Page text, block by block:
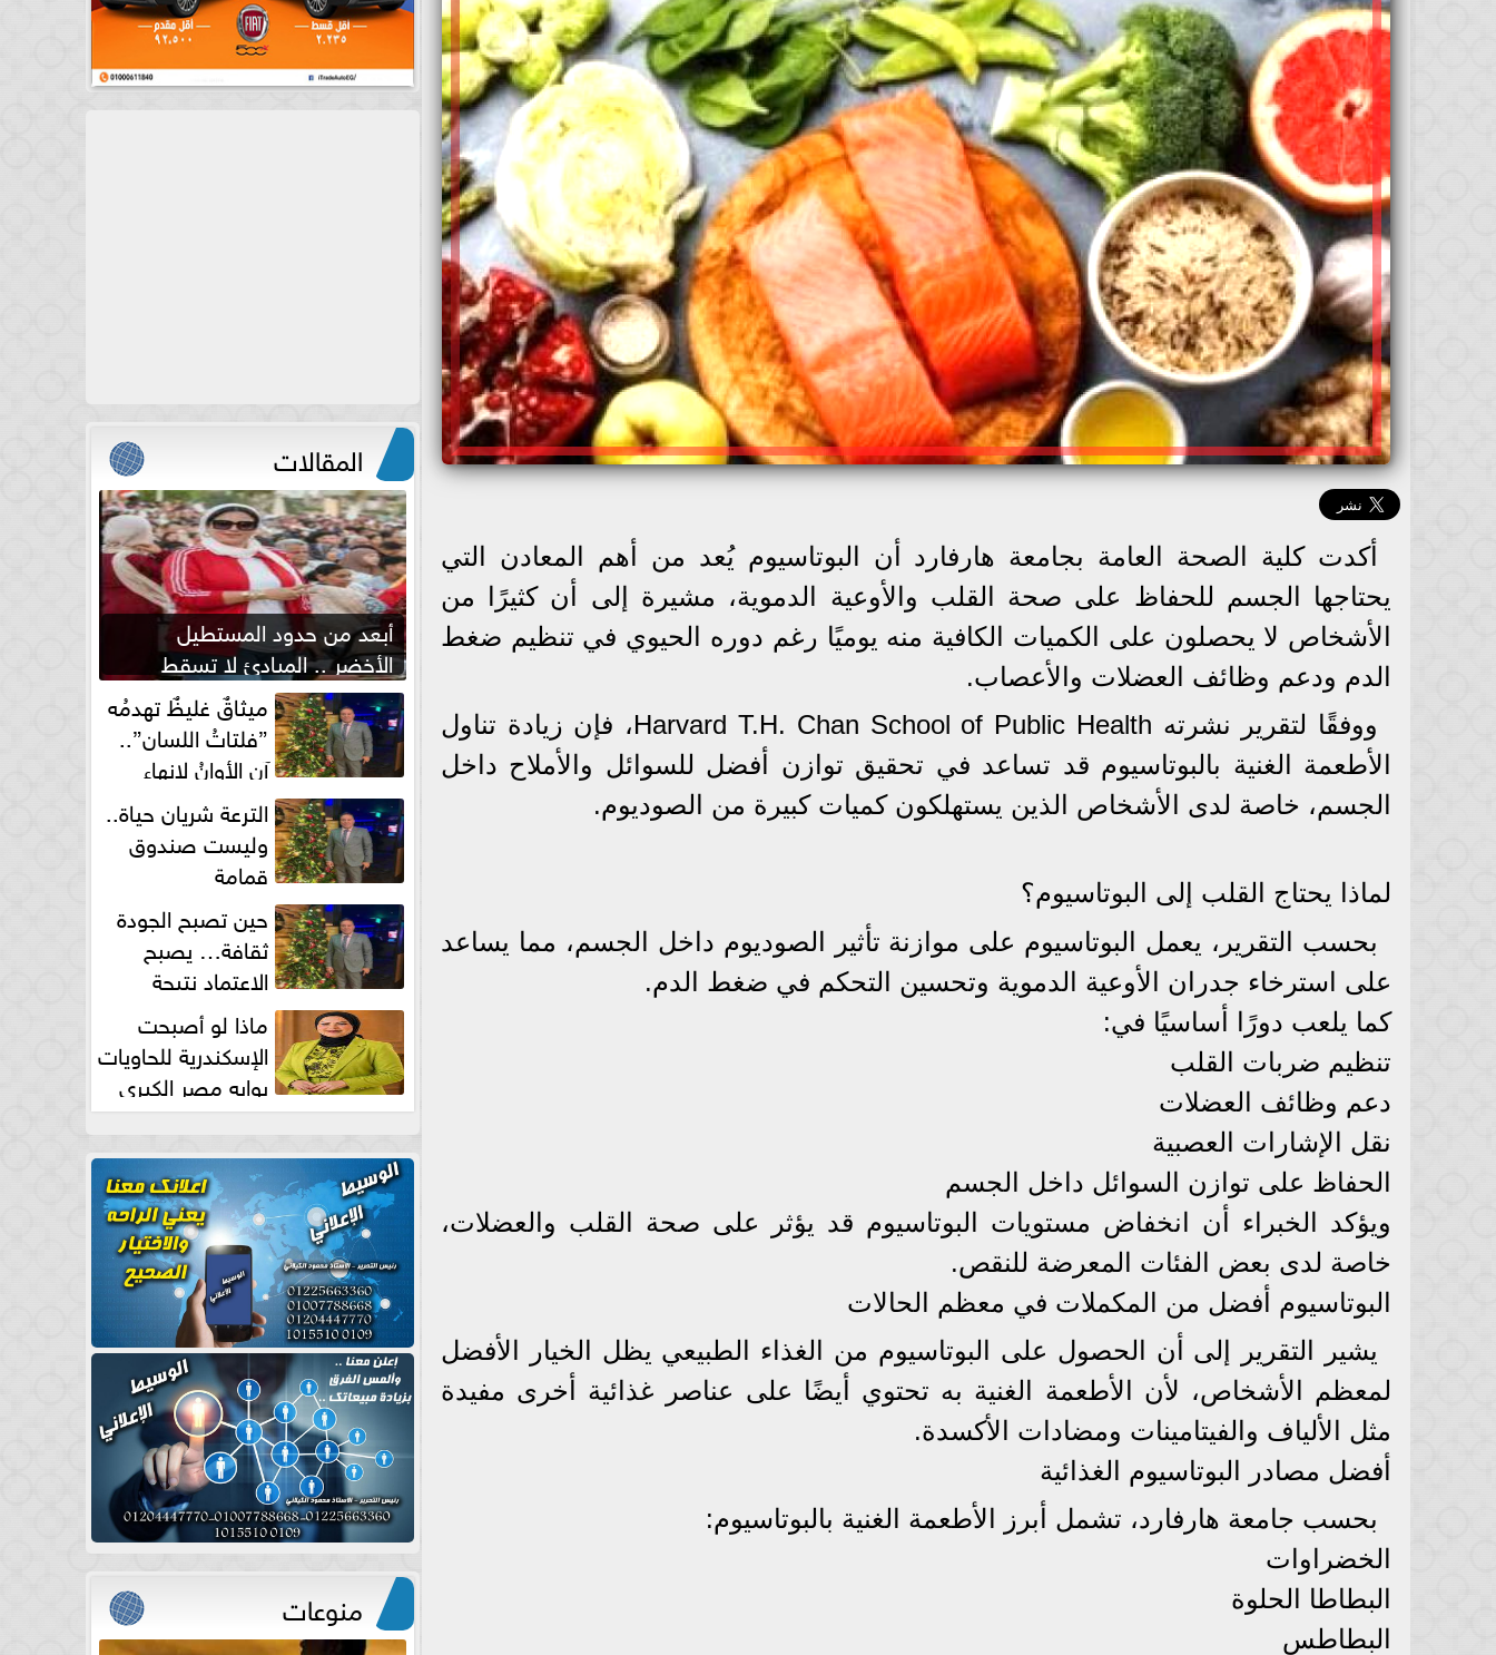
أكدت كلية الصحة العامة بجامعة هارفارد أن البوتاسيوم يُعد من أهم المعادن التي
يحتاجها الجسم للحفاظ على صحة القلب والأوعية الدموية، مشيرة إلى أن كثيرًا من
الأشخاص لا يحصلون على الكميات الكافية منه يوميًا رغم دوره الحيوي في تنظيم ضغط
الدم ودعم وظائف العضلات والأعصاب.
ووفقًا لتقرير نشرته Harvard T.H. Chan School of Public Health، فإن زيادة تناول
الأطعمة الغنية بالبوتاسيوم قد تساعد في تحقيق توازن أفضل للسوائل والأملاح داخل
الجسم، خاصة لدى الأشخاص الذين يستهلكون كميات كبيرة من الصوديوم.
لماذا يحتاج القلب إلى البوتاسيوم؟
بحسب التقرير، يعمل البوتاسيوم على موازنة تأثير الصوديوم داخل الجسم، مما يساعد
على استرخاء جدران الأوعية الدموية وتحسين التحكم في ضغط الدم.
كما يلعب دورًا أساسيًا في:
تنظيم ضربات القلب
دعم وظائف العضلات
نقل الإشارات العصبية
الحفاظ على توازن السوائل داخل الجسم
ويؤكد الخبراء أن انخفاض مستويات البوتاسيوم قد يؤثر على صحة القلب والعضلات،
خاصة لدى بعض الفئات المعرضة للنقص.
البوتاسيوم أفضل من المكملات في معظم الحالات
يشير التقرير إلى أن الحصول على البوتاسيوم من الغذاء الطبيعي يظل الخيار الأفضل
لمعظم الأشخاص، لأن الأطعمة الغنية به تحتوي أيضًا على عناصر غذائية أخرى مفيدة
مثل الألياف والفيتامينات ومضادات الأكسدة.
أفضل مصادر البوتاسيوم الغذائية
بحسب جامعة هارفارد، تشمل أبرز الأطعمة الغنية بالبوتاسيوم:
الخضراوات
البطاطا الحلوة
البطاطس
المقالات
أبعد من حدود المستطيل
الأخضر .. المبادئ لا تسقط
بصفارة الحكم ميثاقٌ غليظٌ تهدمُه
”فلتاتُ اللسان”..
آن الأوانُ لإنهاءِ
فوضى الطلاق الشفهي!الترعة شريان حياة..
وليست صندوق
قمامة
حين تصبح الجودة
ثقافة… يصبح
الاعتماد نتيجة
طبيعية
ماذا لو أصبحت
الإسكندرية للحاويات
بوابه مصر الكبري
للتجارة العالمية بقلم د...
منوعات